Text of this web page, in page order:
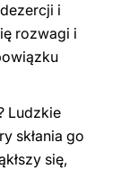
i
rozwagi i
Ludzkie
skłania go
się,